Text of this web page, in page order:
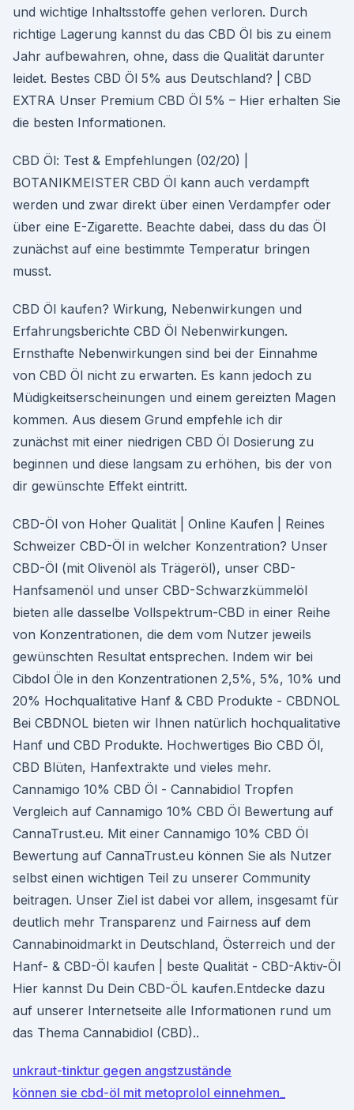
und wichtige Inhaltsstoffe gehen verloren. Durch
richtige Lagerung kannst du das CBD Öl bis zu einem
Jahr aufbewahren, ohne, dass die Qualität darunter
leidet. Bestes CBD Öl 5% aus Deutschland? | CBD
EXTRA Unser Premium CBD Öl 5% – Hier erhalten Sie
die besten Informationen.
CBD Öl: Test & Empfehlungen (02/20) |
BOTANIKMEISTER CBD Öl kann auch verdampft
werden und zwar direkt über einen Verdampfer oder
über eine E-Zigarette. Beachte dabei, dass du das Öl
zunächst auf eine bestimmte Temperatur bringen
musst.
CBD Öl kaufen? Wirkung, Nebenwirkungen und
Erfahrungsberichte CBD Öl Nebenwirkungen.
Ernsthafte Nebenwirkungen sind bei der Einnahme
von CBD Öl nicht zu erwarten. Es kann jedoch zu
Müdigkeitserscheinungen und einem gereizten Magen
kommen. Aus diesem Grund empfehle ich dir
zunächst mit einer niedrigen CBD Öl Dosierung zu
beginnen und diese langsam zu erhöhen, bis der von
dir gewünschte Effekt eintritt.
CBD-Öl von Hoher Qualität | Online Kaufen | Reines
Schweizer CBD-Öl in welcher Konzentration? Unser
CBD-Öl (mit Olivenöl als Trägeröl), unser CBD-
Hanfsamenöl und unser CBD-Schwarzkümmelöl
bieten alle dasselbe Vollspektrum-CBD in einer Reihe
von Konzentrationen, die dem vom Nutzer jeweils
gewünschten Resultat entsprechen. Indem wir bei
Cibdol Öle in den Konzentrationen 2,5%, 5%, 10% und
20% Hochqualitative Hanf & CBD Produkte - CBDNOL
Bei CBDNOL bieten wir Ihnen natürlich hochqualitative
Hanf und CBD Produkte. Hochwertiges Bio CBD Öl,
CBD Blüten, Hanfextrakte und vieles mehr.
Cannamigo 10% CBD Öl - Cannabidiol Tropfen
Vergleich auf Cannamigo 10% CBD Öl Bewertung auf
CannaTrust.eu. Mit einer Cannamigo 10% CBD Öl
Bewertung auf CannaTrust.eu können Sie als Nutzer
selbst einen wichtigen Teil zu unserer Community
beitragen. Unser Ziel ist dabei vor allem, insgesamt für
deutlich mehr Transparenz und Fairness auf dem
Cannabinoidmarkt in Deutschland, Österreich und der
Hanf- & CBD-Öl kaufen | beste Qualität - CBD-Aktiv-Öl
Hier kannst Du Dein CBD-ÖL kaufen.Entdecke dazu
auf unserer Internetseite alle Informationen rund um
das Thema Cannabidiol (CBD)..
unkraut-tinktur gegen angstzustände
können sie cbd-öl mit metoprolol einnehmen_